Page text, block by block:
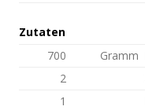
Zutaten
700
Gramm
2
1